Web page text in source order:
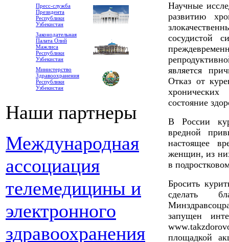
Пресс-служба
Президента
Республики
Узбекистан
Законодательная
Палата Олий
Мажлиса
Республики
Узбекистан
Министерство
Здравоохранения
Республики
Узбекистан
Наши партнеры
Международная
ассоциация
телемедицины и
электронного
здравоохранения
Научные
развитию
сосудистой
является
Отказ от
состояние
В России
вредной
настоящее
женщин, из
в
Бросить
сделать
запущен
площадкой